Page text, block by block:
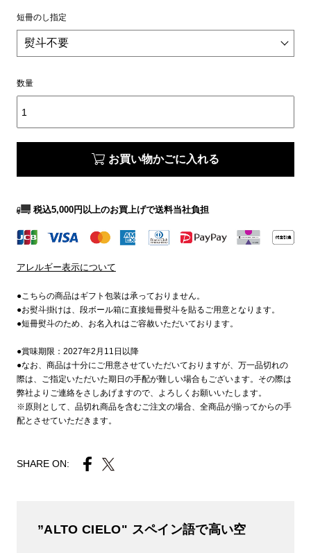
短冊のし指定
数量
お買い物かごに入れる
税込5,000円以上のお買上げで送料当社負担
アレルギー表示について
●こちらの商品はギフト包装は承っておりません。
●お熨斗掛けは、段ボール箱に直接短冊熨斗を貼るご用意となります。
●短冊熨斗のため、お名入れはご容赦いただいております。
●賞味期限：2027年2月11日以降
●なお、商品は十分にご用意させていただいておりますが、万一品切れの
際は、ご指定いただいた期日の手配が難しい場合もございます。その際は
弊社よりご連絡をさしあげますので、よろしくお願いいたします。
※原則として、品切れ商品を含むご注文の場合、全商品が揃ってからの手
配とさせていただきます。
SHARE ON:
”ALTO CIELO" スペイン語で高い空